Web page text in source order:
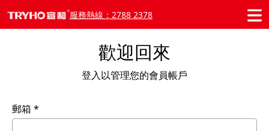
服務熱線：2788 2378
歡迎回來
登入以管理您的會員帳戶
郵箱